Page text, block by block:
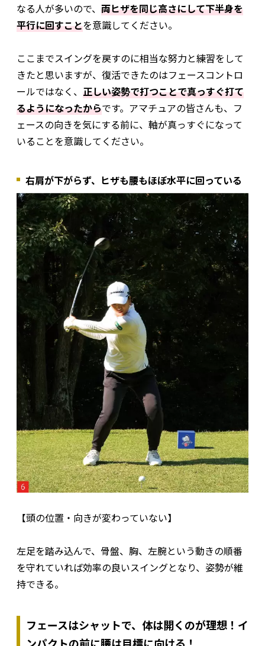
なる人が多いので、 両ヒザを同じ高さにして下半身を
平行に回すことを意識してください。
ここまでスイングを戻すのに相当な努力と練習をして
きたと思いますが、復活できたのはフェースコントロ
ールではなく、 正しい姿勢で打つことで真っすぐ打て
るようになったからです。アマチュアの皆さんも、フ
ェースの向きを気にする前に、軸が真っすぐになって
いることを意識してください。
右肩が下がらず、ヒザも腰もほぼ水平に回っている
【頭の位置・向きが変わっていない】
左足を踏み込んで、骨盤、胸、左腕という動きの順番
を守れていれば効率の良いスイングとなり、姿勢が維
持できる。
フェースはシャットで、体は開くのが理想！イ
ンパクトの前に腰は目標に向ける！